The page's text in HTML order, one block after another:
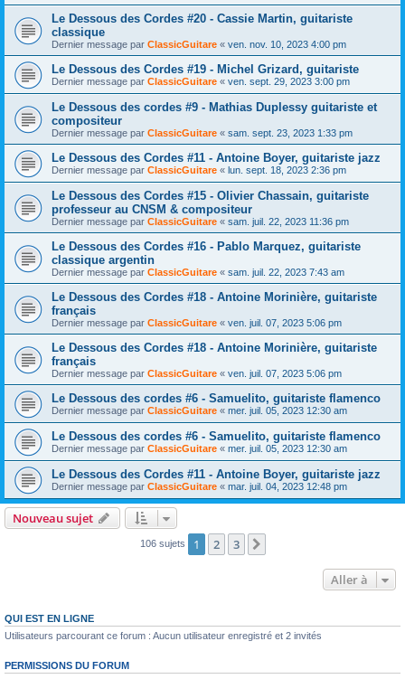
Le Dessous des Cordes #20 - Cassie Martin, guitariste
classique
Dernier message par ClassicGuitare « ven. nov. 10, 2023 4:00 pm
Le Dessous des Cordes #19 - Michel Grizard, guitariste
Dernier message par ClassicGuitare « ven. sept. 29, 2023 3:00 pm
Le Dessous des cordes #9 - Mathias Duplessy guitariste et
compositeur
Dernier message par ClassicGuitare « sam. sept. 23, 2023 1:33 pm
Le Dessous des Cordes #11 - Antoine Boyer, guitariste jazz
Dernier message par ClassicGuitare « lun. sept. 18, 2023 2:36 pm
Le Dessous des Cordes #15 - Olivier Chassain, guitariste
professeur au CNSM & compositeur
Dernier message par ClassicGuitare « sam. juil. 22, 2023 11:36 pm
Le Dessous des Cordes #16 - Pablo Marquez, guitariste
classique argentin
Dernier message par ClassicGuitare « sam. juil. 22, 2023 7:43 am
Le Dessous des Cordes #18 - Antoine Morinière, guitariste
français
Dernier message par ClassicGuitare « ven. juil. 07, 2023 5:06 pm
Le Dessous des Cordes #18 - Antoine Morinière, guitariste
français
Dernier message par ClassicGuitare « ven. juil. 07, 2023 5:06 pm
Le Dessous des cordes #6 - Samuelito, guitariste flamenco
Dernier message par ClassicGuitare « mer. juil. 05, 2023 12:30 am
Le Dessous des cordes #6 - Samuelito, guitariste flamenco
Dernier message par ClassicGuitare « mer. juil. 05, 2023 12:30 am
Le Dessous des Cordes #11 - Antoine Boyer, guitariste jazz
Dernier message par ClassicGuitare « mar. juil. 04, 2023 12:48 pm
Nouveau sujet
106 sujets 1 2 3
Aller à
QUI EST EN LIGNE
Utilisateurs parcourant ce forum : Aucun utilisateur enregistré et 2 invités
PERMISSIONS DU FORUM